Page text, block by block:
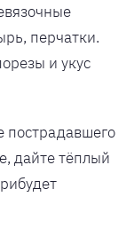
перчатки.
и укус
пострадавшего
дайте тёплый